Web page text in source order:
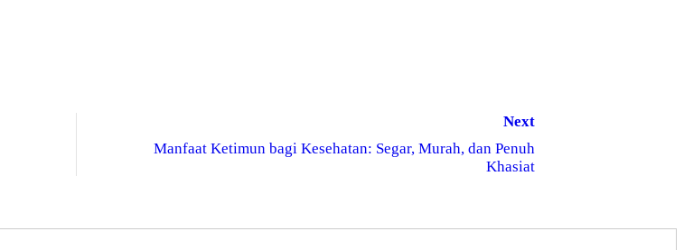
Next
Manfaat Ketimun bagi Kesehatan: Segar, Murah, dan Penuh
Khasiat